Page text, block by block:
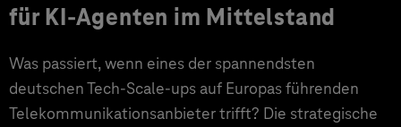
für KI-Agenten im Mittelstand
Was passiert, wenn eines der spannendsten
deutschen Tech-Scale-ups auf Europas führenden
Telekommunikationsanbieter trifft? Die strategische